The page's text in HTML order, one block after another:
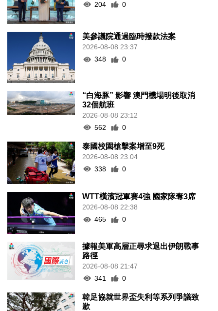
204 0
美參議院通過臨時撥款法案
2026-08-08 23:37
348
0
“白海豚” 影響 澳門機場明後取消
32個航班
2026-08-08 23:12
562
0
泰國校園槍擊案增至9死
2026-08-08 23:04
338
0
WTT橫濱冠軍賽4強 國家隊奪3席
2026-08-08 22:38
465
0
據報美軍高層正尋求退出伊朗戰事
路徑
2026-08-08 21:47
341
0
韓足協就世界盃失利等系列爭議致
歉